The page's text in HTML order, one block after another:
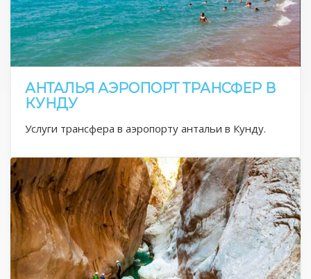
АНТАЛЬЯ АЭРОПОРТ ТРАНСФЕР В
КУНДУ
Услуги трансфера в аэропорту антальи в Кунду.